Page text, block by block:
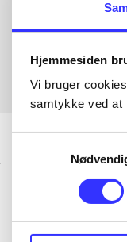
Hjemmesiden
Vi bruger
samtykke ved at
...